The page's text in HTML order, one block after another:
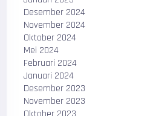
Desember 2024
November 2024
Oktober 2024
Mei 2024
Februari 2024
Januari 2024
Desember 2023
November 2023